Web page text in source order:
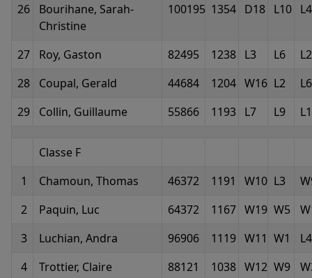
26
Bourihane, Sarah-
Christine
100195 1354 D18 L10 L4
27 Roy, Gaston 82495 1238 L3 L6
28
Coupal, Gerald 44684 1204 W16 L2
L6
29
Collin, Guillaume 55866 1193 L7 L9
Classe F
1
Chamoun, Thomas 46372 1191 W10 L3
2
Paquin, Luc 64372 1167 W19 W5
3
Luchian, Andra 96906 1119 W11 W1
L4
4
Trottier, Claire 88121 1038 W12 W9